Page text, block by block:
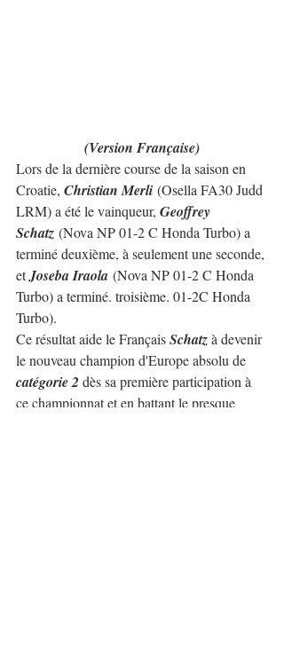
(Version Française)
Lors de la dernière course de la saison en
Croatie, Christian Merli (Osella FA30 Judd
LRM) a été le vainqueur, Geoffrey
Schatz (Nova NP 01-2 C Honda Turbo) a
terminé deuxième, à seulement une seconde,
et Joseba Iraola (Nova NP 01-2 C Honda
Turbo) a terminé. troisième. 01-2C Honda
Turbo).
Ce résultat aide le Français Schatz à devenir
le nouveau champion d'Europe absolu de
catégorie 2 dès sa première participation à
ce championnat et en battant le presque